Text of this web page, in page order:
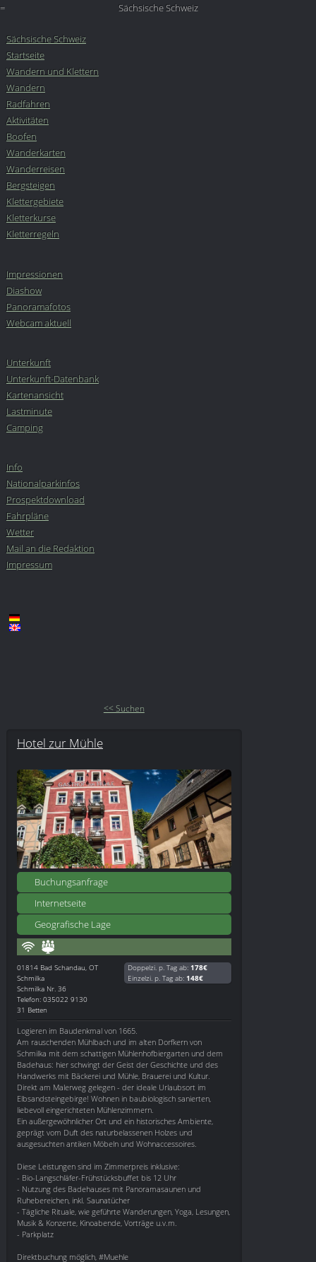
Sächsische Schweiz
=
Sächsische Schweiz
Startseite
Wandern und Klettern
Wandern
Radfahren
Aktivitäten
Boofen
Wanderkarten
Wanderreisen
Bergsteigen
Klettergebiete
Kletterkurse
Kletterregeln
Impressionen
Diashow
Panoramafotos
Webcam aktuell
Unterkunft
Unterkunft-Datenbank
Kartenansicht
Lastminute
Camping
Info
Nationalparkinfos
Prospektdownload
Fahrpläne
Wetter
Mail an die Redaktion
Impressum
<< Suchen
Hotel zur Mühle
Buchungsanfrage
Internetseite
Geografische Lage
01814 Bad Schandau, OT
Schmilka
Schmilka Nr. 36
Telefon: 035022 9130
31 Betten
Doppelzi. p. Tag ab: 178€
Einzelzi. p. Tag ab: 148€
Logieren im Baudenkmal von 1665.
Am rauschenden Mühlbach und im alten Dorfkern von
Schmilka mit dem schattigen Mühlenhofbiergarten und dem
Badehaus: hier schwingt der Geist der Geschichte und des
Handwerks mit Bäckerei und Mühle, Brauerei und Kultur.
Direkt am Malerweg gelegen - der ideale Urlaubsort im
Elbsandsteingebirge! Wohnen in baubiologisch sanierten,
liebevoll eingerichteten Mühlenzimmern.
Ein außergewöhnlicher Ort und ein historisches Ambiente,
geprägt vom Duft des naturbelassenen Holzes und
ausgesuchten antiken Möbeln und Wohnaccessoires.
Diese Leistungen sind im Zimmerpreis inklusive:
- Bio-Langschläfer-Frühstücksbuffet bis 12 Uhr
- Nutzung des Badehauses mit Panoramasaunen und
Ruhebereichen, inkl. Saunatücher
- Tägliche Rituale, wie geführte Wanderungen, Yoga, Lesungen,
Musik & Konzerte, Kinoabende, Vorträge u.v.m.
- Parkplatz
Direktbuchung möglich, #Muehle